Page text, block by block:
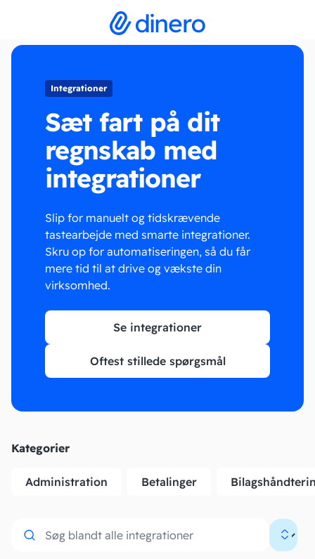
Integrationer
Sæt fart på dit
regnskab med
integrationer
Slip for manuelt og tidskrævende
tastearbejde med smarte integrationer.
Skru op for automatiseringen, så du får
mere tid til at drive og vækste din
virksomhed.
Se integrationer
Oftest stillede spørgsmål
Kategorier
Administration Betalinger